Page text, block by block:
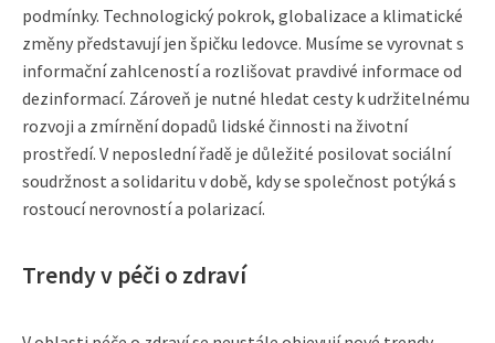
podmínky. Technologický pokrok, globalizace a klimatické
změny představují jen špičku ledovce. Musíme se vyrovnat s
informační zahlceností a rozlišovat pravdivé informace od
dezinformací. Zároveň je nutné hledat cesty k udržitelnému
rozvoji a zmírnění dopadů lidské činnosti na životní
prostředí. V neposlední řadě je důležité posilovat sociální
soudržnost a solidaritu v době, kdy se společnost potýká s
rostoucí nerovností a polarizací.
Trendy v péči o zdraví